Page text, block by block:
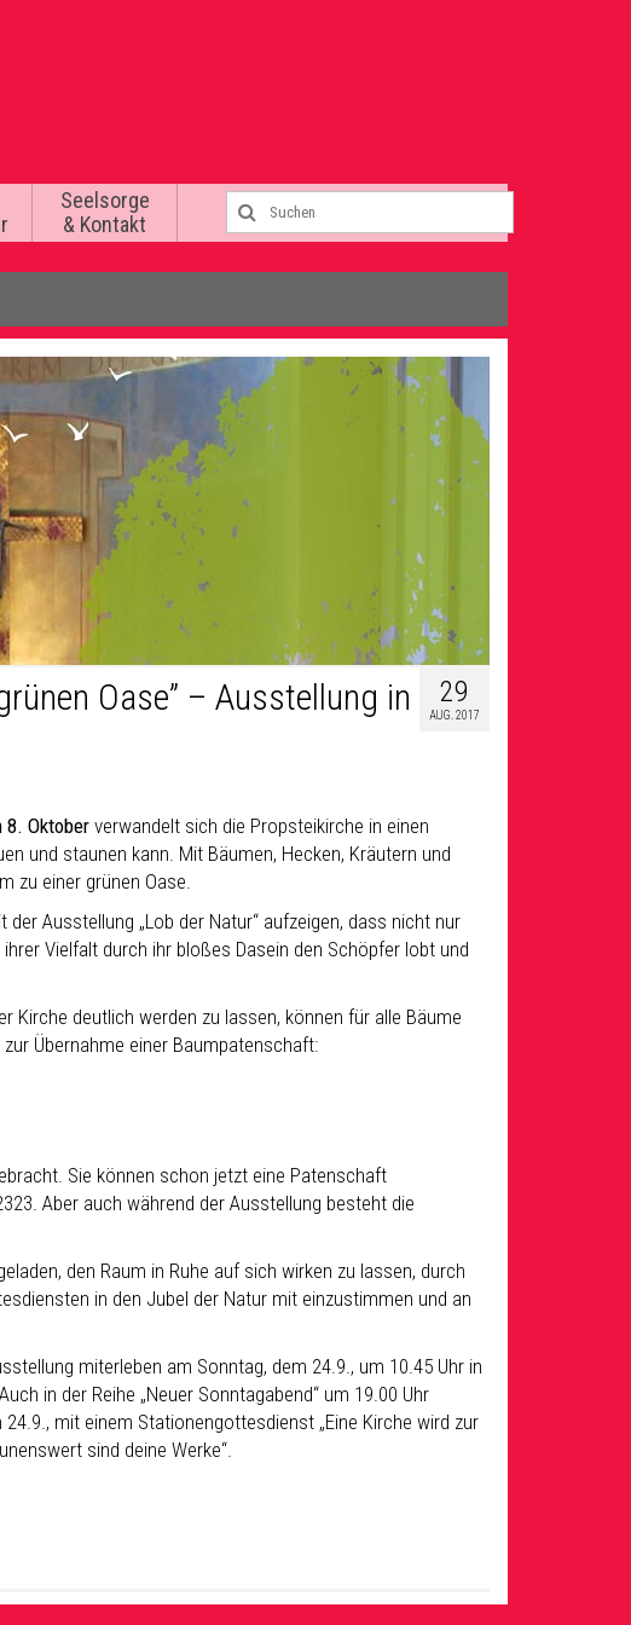
Seelsorge
& Kontakt
29
AUG. 2017
Oase” – Ausstellung in
8. Oktober verwandelt sich die Propsteikirche in einen
und staunen kann. Mit Bäumen, Hecken, Kräutern und
zu einer grünen Oase.
Ausstellung „Lob der Natur“ aufzeigen, dass nicht nur
Vielfalt durch ihr bloßes Dasein den Schöpfer lobt und
Kirche deutlich werden zu lassen, können für alle Bäume
Übernahme einer Baumpatenschaft:
Sie können schon jetzt eine Patenschaft
Aber auch während der Ausstellung besteht die
den Raum in Ruhe auf sich wirken zu lassen, durch
in den Jubel der Natur mit einzustimmen und an
miterleben am Sonntag, dem 24.9., um 10.45 Uhr in
in der Reihe „Neuer Sonntagabend“ um 19.00 Uhr
mit einem Stationengottesdienst „Eine Kirche wird zur
sind deine Werke“.